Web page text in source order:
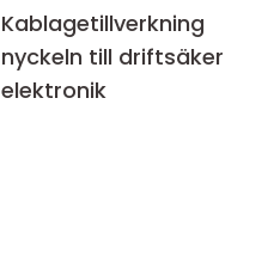
Kablagetillverkning
nyckeln till driftsäker
elektronik